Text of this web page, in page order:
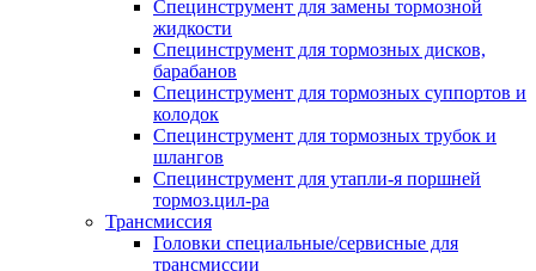
Специнструмент для замены тормозной
жидкости
Специнструмент для тормозных дисков,
барабанов
Специнструмент для тормозных суппортов и
колодок
Специнструмент для тормозных трубок и
шлангов
Специнструмент для утапли-я поршней
тормоз.цил-ра
Трансмиссия
Головки специальные/сервисные для
трансмиссии